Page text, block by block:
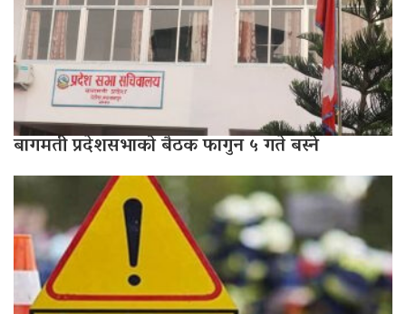
बागमती प्रदेशसभाको बैठक फागुन ५ गते बस्ने